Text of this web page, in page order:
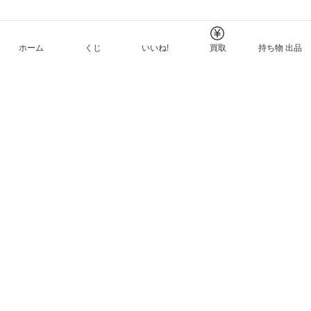
ホーム くじ いいね! 買取 持ち物 出品